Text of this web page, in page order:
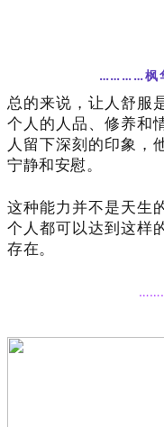
…………枫
总的来说，让人舒服
个人的人品、修养和
人留下深刻的印象，
宁静和安慰。
这种能力并不是天生
个人都可以达到这样
存在。